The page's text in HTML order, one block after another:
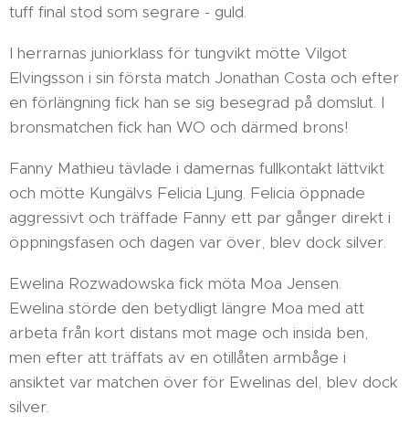
tuff final stod som segrare - guld.
I herrarnas juniorklass för tungvikt mötte Vilgot
Elvingsson i sin första match Jonathan Costa och efter
en förlängning fick han se sig besegrad på domslut. I
bronsmatchen fick han WO och därmed brons!
Fanny Mathieu tävlade i damernas fullkontakt lättvikt
och mötte Kungälvs Felicia Ljung. Felicia öppnade
aggressivt och träffade Fanny ett par gånger direkt i
öppningsfasen och dagen var över, blev dock silver.
Ewelina Rozwadowska fick möta Moa Jensen.
Ewelina störde den betydligt längre Moa med att
arbeta från kort distans mot mage och insida ben,
men efter att träffats av en otillåten armbåge i
ansiktet var matchen över för Ewelinas del, blev dock
silver.